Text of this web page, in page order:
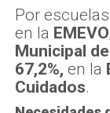
Por
en la EMEVO
Municipal
67,2%, en la
Cuidados.